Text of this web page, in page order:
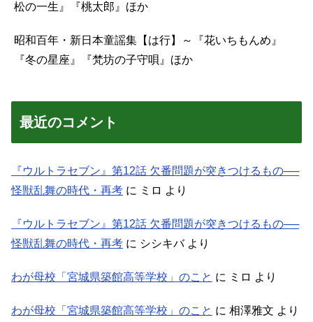
松の一生』『桃太郎』ほか
昭和百年・新日本童謡集【は行】～『花いちもんめ』
『冬の星座』『梵坊の子守唄』ほか
最近のコメント
『ウルトラセブン』第12話 欠番問題が突きつけるもの──
怪獣乱舞の時代・再考 に ミロ より
『ウルトラセブン』第12話 欠番問題が突きつけるもの──
怪獣乱舞の時代・再考 に シシキバより
わが母校「宮城県築館高等学校」のこと に ミロ より
わが母校「宮城県築館高等学校」のこと に 相澤雅文 より